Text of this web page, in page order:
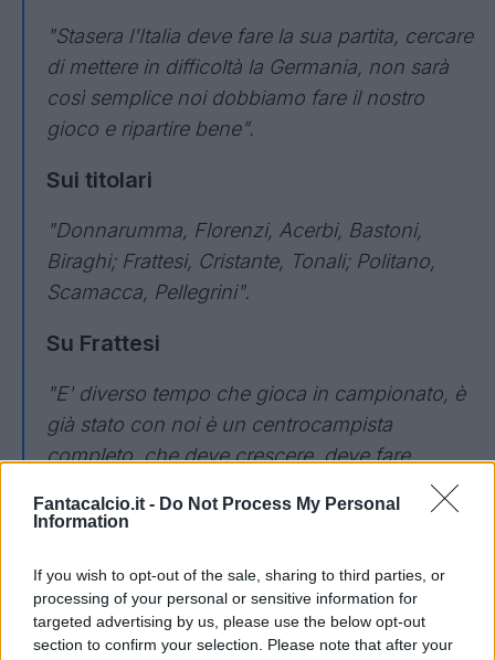
Fantacalcio.it - Do Not Process My Personal
Information
If you wish to opt-out of the sale, sharing to third parties, or
processing of your personal or sensitive information for
targeted advertising by us, please use the below opt-out
section to confirm your selection. Please note that after your
"Stasera l'Italia deve fare la sua partita, cercare
di mettere in difficoltà la Germania, non sarà
così semplice noi dobbiamo fare il nostro
gioco e ripartire bene".
Sui titolari
"Donnarumma, Florenzi, Acerbi, Bastoni,
Biraghi; Frattesi, Cristante, Tonali; Politano,
Scamacca, Pellegrini".
Su Frattesi
"E' diverso tempo che gioca in campionato, è
già stato con noi è un centrocampista
completo, che deve crescere, deve fare
esperienza internazionale però è un giocatore
con caratteristiche importanti, duttile".
Sulle 50 panchine da CT
"Poteva essere un po' meglio, 50 presenze da
ct sono tante, fa piacere e vanno festeggiate